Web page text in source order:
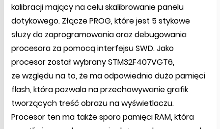
kalibracji mający na celu skalibrowanie panelu
dotykowego. Złącze PROG, które jest 5 stykowe
służy do zaprogramowania oraz debugowania
procesora za pomocą interfejsu SWD. Jako
procesor został wybrany STM32F407VGT6,
ze względu na to, że ma odpowiednio dużo pamięci
flash, która pozwala na przechowywanie grafik
tworzących treść obrazu na wyświetlaczu.
Procesor ten ma także sporo pamięci RAM, która